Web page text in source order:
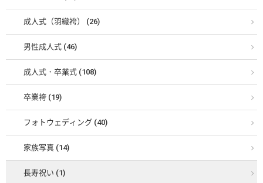
成人式（羽織袴） (26)
男性成人式 (46)
成人式・卒業式 (108)
卒業袴 (19)
フォトウェディング (40)
家族写真 (14)
長寿祝い (1)